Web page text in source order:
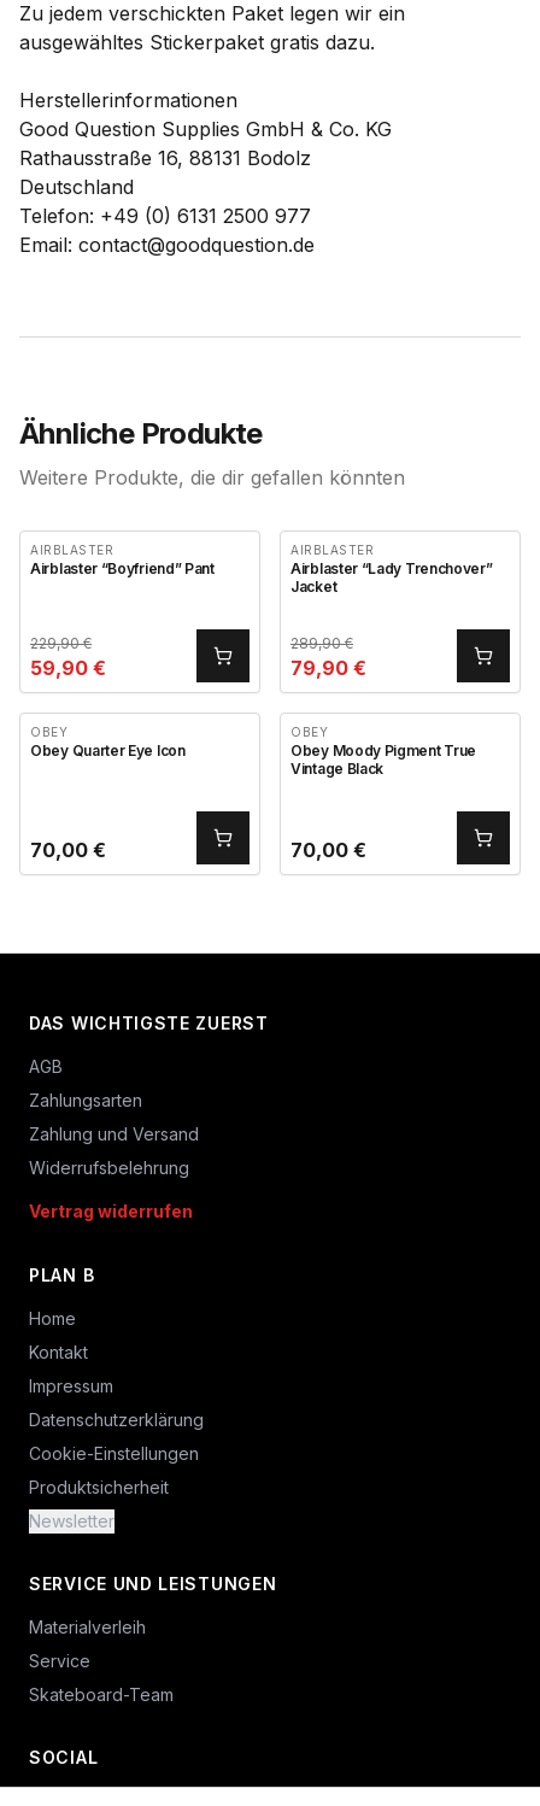
Zu jedem verschickten Paket legen wir ein
ausgewähltes Stickerpaket gratis dazu.
Herstellerinformationen
Good Question Supplies GmbH & Co. KG
Rathausstraße 16, 88131 Bodolz
Deutschland
Telefon: +49 (0) 6131 2500 977
Email: contact@goodquestion.de
Ähnliche Produkte
Weitere Produkte, die dir gefallen könnten
AIRBLASTER
Airblaster “Boyfriend” Pant
229,90€
59,90 €
AIRBLASTER
Airblaster “Lady Trenchover”
Jacket
289,90€
79,90 €
OBEY
Obey Quarter Eye Icon
70,00 €
OBEY
Obey Moody Pigment True
Vintage Black
70,00 €
DAS WICHTIGSTE ZUERST
AGB
Zahlungsarten
Zahlung und Versand
Widerrufsbelehrung
Vertrag widerrufen
PLAN B
Home
Kontakt
Impressum
Datenschutzerklärung
Cookie-Einstellungen
Produktsicherheit
Newsletter
SERVICE UND LEISTUNGEN
Materialverleih
Service
Skateboard-Team
SOCIAL